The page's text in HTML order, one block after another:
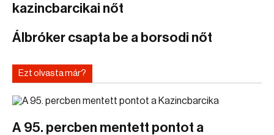
kazincbarcikai nőt
Álbróker csapta be a borsodi nőt
Ezt olvasta már?
A 95. percben mentett pontot a